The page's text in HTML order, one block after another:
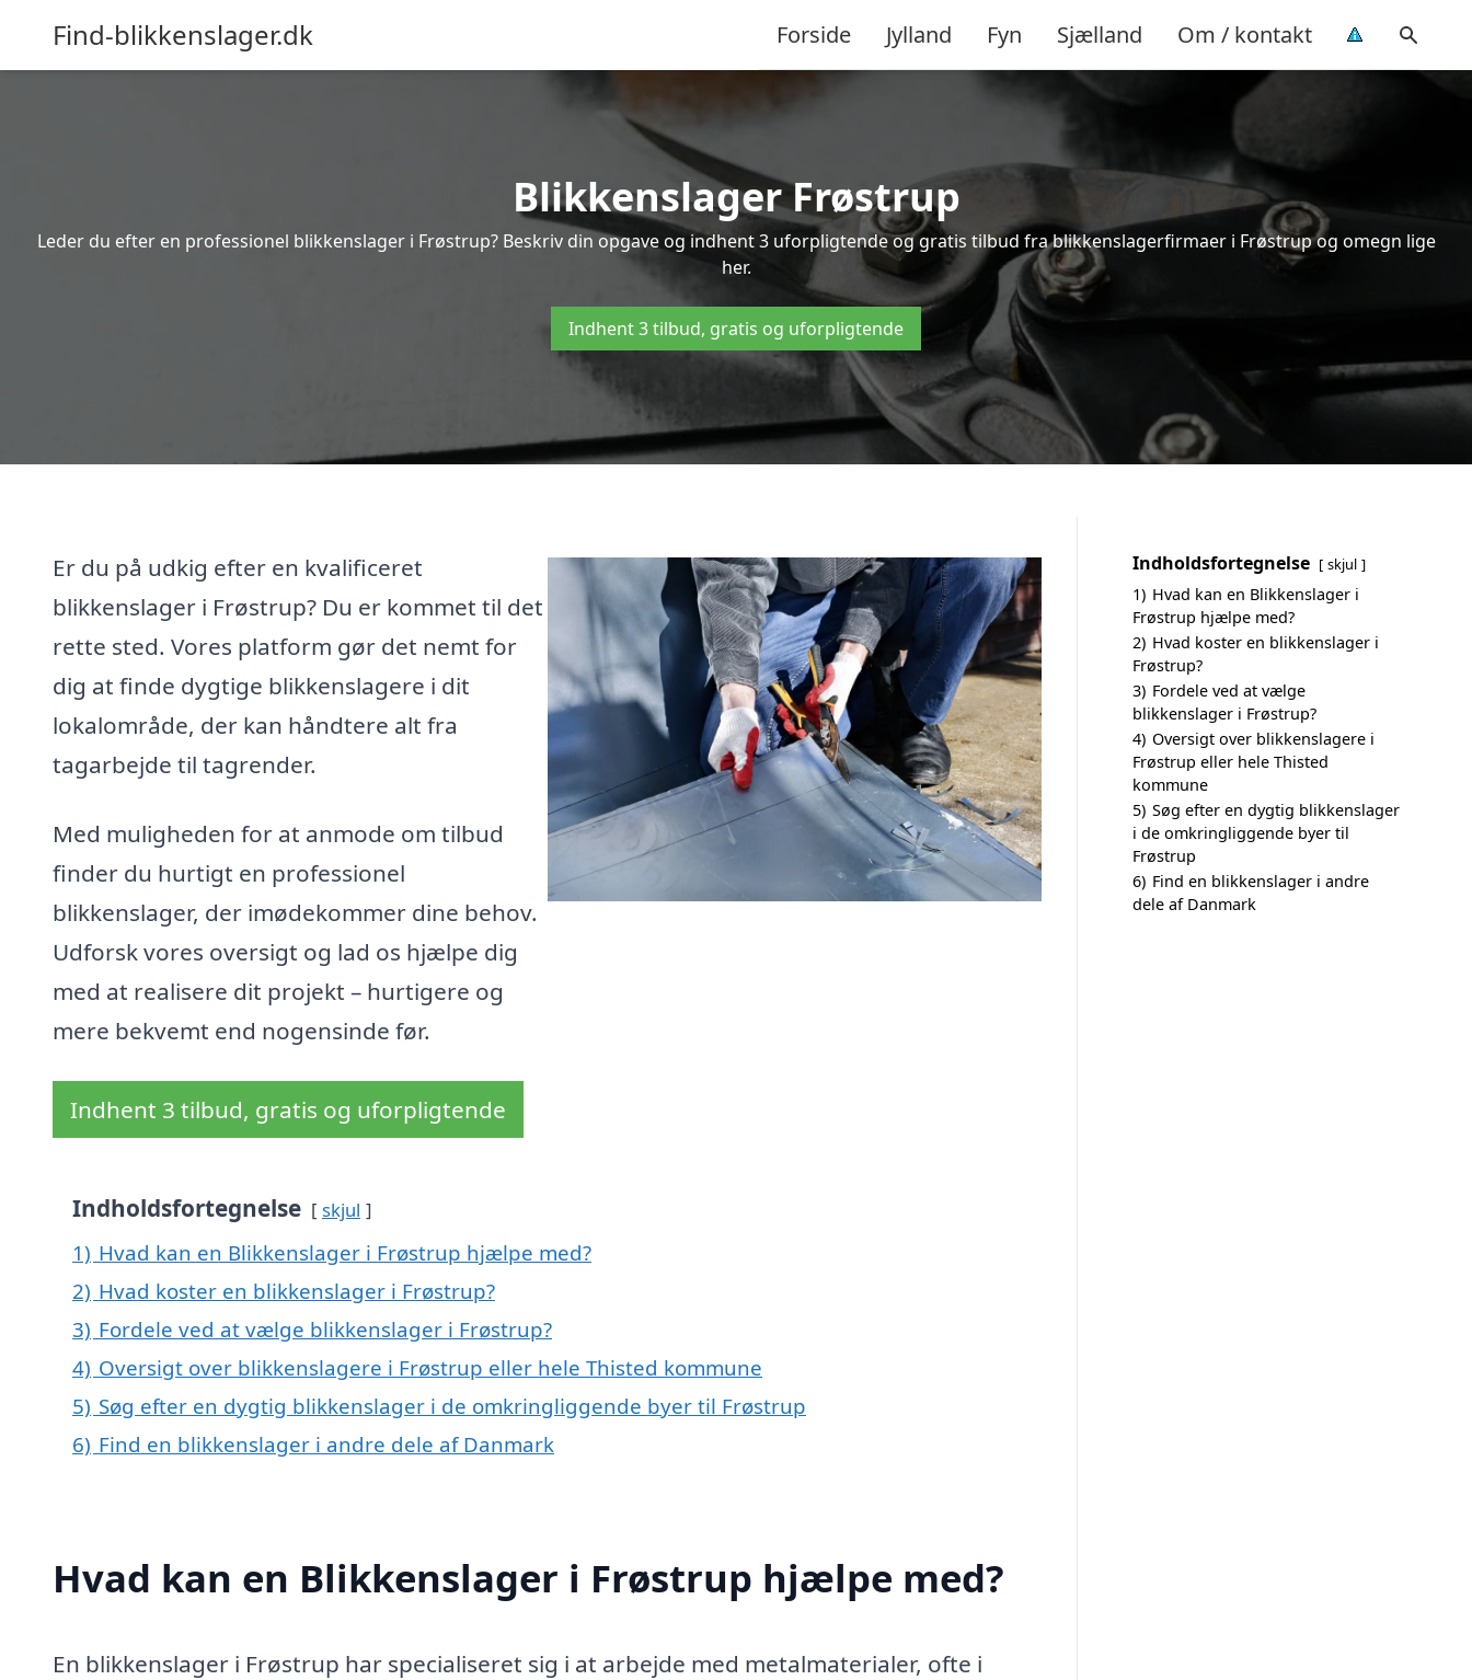
Find-blikkenslager.dk Forside Jylland Fyn Sjælland Om / kontakt
Blikkenslager Frøstrup
Leder du efter en professionel blikkenslager i Frøstrup? Beskriv din opgave og indhent 3 uforpligtende og gratis tilbud fra blikkenslagerfirmaer i Frøstrup og omegn lige
her.
Indhent 3 tilbud, gratis og uforpligtende
Er du på udkig efter en kvalificeret
blikkenslager i Frøstrup? Du er kommet til det
rette sted. Vores platform gør det nemt for
dig at finde dygtige blikkenslagere i dit
lokalområde, der kan håndtere alt fra
tagarbejde til tagrender.
Med muligheden for at anmode om tilbud
finder du hurtigt en professionel
blikkenslager, der imødekommer dine behov.
Udforsk vores oversigt og lad os hjælpe dig
med at realisere dit projekt – hurtigere og
mere bekvemt end nogensinde før.
Indhent 3 tilbud, gratis og uforpligtende
Indholdsfortegnelse skjul
1) Hvad kan en Blikkenslager i Frøstrup hjælpe med?
2) Hvad koster en blikkenslager i Frøstrup?
3) Fordele ved at vælge blikkenslager i Frøstrup?
4) Oversigt over blikkenslagere i Frøstrup eller hele Thisted kommune
5) Søg efter en dygtig blikkenslager i de omkringliggende byer til Frøstrup
6) Find en blikkenslager i andre dele af Danmark
Hvad kan en Blikkenslager i Frøstrup hjælpe med?
En blikkenslager i Frøstrup har specialiseret sig i at arbejde med metalmaterialer, ofte i
Indholdsfortegnelse skjul
1) Hvad kan en Blikkenslager i
Frøstrup hjælpe med?
2) Hvad koster en blikkenslager i
Frøstrup?
3) Fordele ved at vælge
blikkenslager i Frøstrup?
4) Oversigt over blikkenslagere i
Frøstrup eller hele Thisted
kommune
5) Søg efter en dygtig blikkenslager
i de omkringliggende byer til
Frøstrup
6) Find en blikkenslager i andre
dele af Danmark